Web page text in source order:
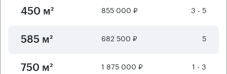
450 м² 855 000 ₽ 3 - 5
585 м² 682 500 ₽ 5
750 м² 1 875 000 ₽ 1 - 3